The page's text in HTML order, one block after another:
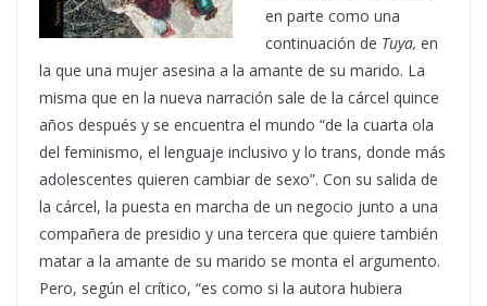
en parte como una
continuación de Tuya, en
la que una mujer asesina a la amante de su marido. La
misma que en la nueva narración sale de la cárcel quince
años después y se encuentra el mundo “de la cuarta ola
del feminismo, el lenguaje inclusivo y lo trans, donde más
adolescentes quieren cambiar de sexo”. Con su salida de
la cárcel, la puesta en marcha de un negocio junto a una
compañera de presidio y una tercera que quiere también
matar a la amante de su marido se monta el argumento.
Pero, según el crítico, “es como si la autora hubiera